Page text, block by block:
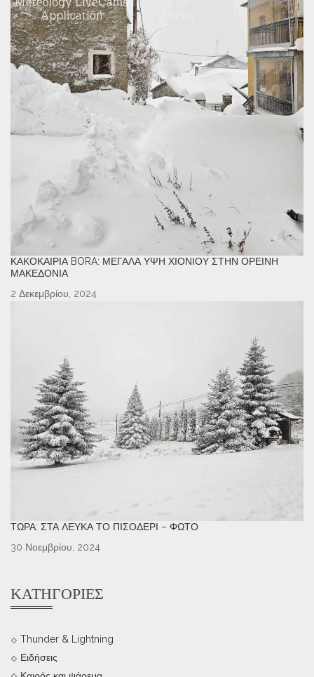
ΚΑΚΟΚΑΙΡΊΑ BORA: ΜΕΓΆΛΑ ΎΨΗ ΧΙΟΝΙΟΎ ΣΤΗΝ ΟΡΕΙΝΉ
ΜΑΚΕΔΟΝΊΑ
2 Δεκεμβρίου, 2024
ΤΏΡΑ: ΣΤΑ ΛΕΥΚΆ ΤΟ ΠΙΣΟΔΈΡΙ – ΦΩΤΌ
30 Νοεμβρίου, 2024
ΚΑΤΗΓΟΡΊΕΣ
Thunder & Lightning
Ειδήσεις